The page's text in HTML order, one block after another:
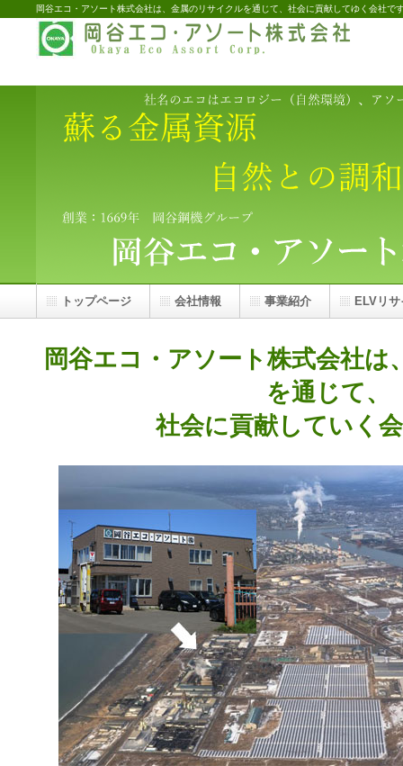
岡谷エコ・アソート株式会社は、金属のリサイクルを通じて、社会に貢献してゆく会社で
岡谷エコ・アソート株式会社は
を通じて、
社会に貢献していく
トップページ 会社情報 事業紹介 ELVリ